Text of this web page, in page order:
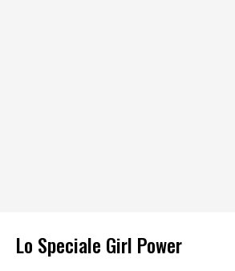
Lo Speciale Girl Power